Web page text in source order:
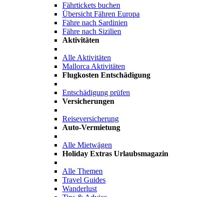
Fährtickets buchen
Übersicht Fähren Europa
Fähre nach Sardinien
Fähre nach Sizilien
Aktivitäten
Alle Aktivitäten
Mallorca Aktivitäten
Flugkosten Entschädigung
Entschädigung prüfen
Versicherungen
Reiseversicherung
Auto-Vermietung
Alle Mietwägen
Holiday Extras Urlaubsmagazin
Alle Themen
Travel Guides
Wanderlust